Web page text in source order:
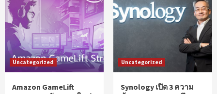
Uncategorized
Amazon GameLift
Uncategorized
Synology เปิด 3 ความ